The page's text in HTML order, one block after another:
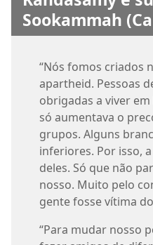
Sookammah
“Nós fomos criados
apartheid. Pessoas
obrigadas a viver
só aumentava o
grupos. Alguns
inferiores. Por isso,
deles. Só que não
nosso. Muito pelo
gente fosse vítima
“Para mudar nosso